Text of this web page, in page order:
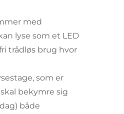
med
lyse som et LED
trådløs brug hvor
som er
bekymre sig
både